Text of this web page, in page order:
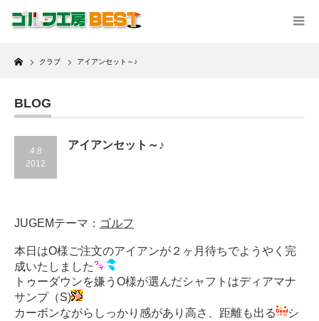
Home
クラブ アイアンセット～♪
BLOG
4.8
2012
アイアンセット～♪
JUGEMテーマ： ゴルフ
本日はO様ご注文のアイアンが２ヶ月待ちでようやく完
成いたしました
トゥーダウンを嫌うO様が選んだシャフトはディアマナ
サンプ（S)
カーボンながらしっかり感があり高さ、距離も出る
シ